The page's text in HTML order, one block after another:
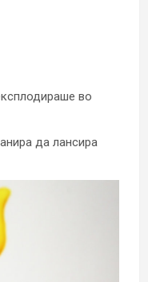
во
да лансира